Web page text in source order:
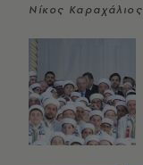
Νίκος Καραχάλιος